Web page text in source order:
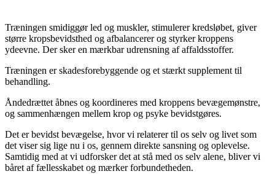
Træningen smidiggør led og muskler, stimulerer kredsløbet, giver
større kropsbevidsthed og afbalancerer og styrker kroppens
ydeevne. Der sker en mærkbar udrensning af affaldsstoffer.
Træningen er skadesforebyggende og et stærkt supplement til
behandling.
Åndedrættet åbnes og koordineres med kroppens bevægemønstre,
og sammenhængen mellem krop og psyke bevidstgøres.
Det er bevidst bevægelse, hvor vi relaterer til os selv og livet som
det viser sig lige nu i os, gennem direkte sansning og oplevelse.
Samtidig med at vi udforsker det at stå med os selv alene, bliver vi
båret af fællesskabet og mærker forbundetheden.